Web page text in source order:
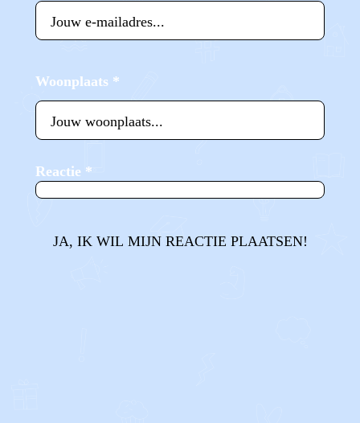
Woonplaats *
Reactie *
JA, IK WIL MIJN REACTIE PLAATSEN!